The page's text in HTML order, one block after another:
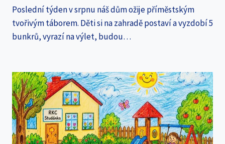
Poslední týden v srpnu náš dům ožije příměstským
tvořivým táborem. Děti si na zahradě postaví a vyzdobí 5
bunkrů, vyrazí na výlet, budou…